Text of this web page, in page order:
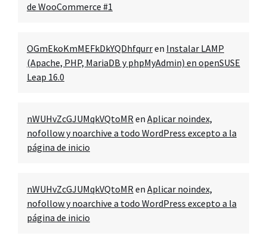
de WooCommerce #1
OGmEkoKmMEFkDkYQDhfqurren Instalar LAMP
(Apache, PHP, MariaDB y phpMyAdmin) en openSUSE
Leap 16.0
nWUHvZcGJUMqkVQtoMRen Aplicar noindex,
nofollow y noarchive a todo WordPress excepto a la
página de inicio
nWUHvZcGJUMqkVQtoMRen Aplicar noindex,
nofollow y noarchive a todo WordPress excepto a la
página de inicio